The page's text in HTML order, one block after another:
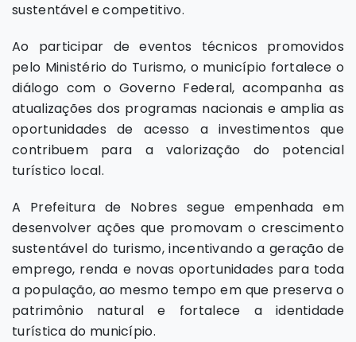
sustentável e competitivo.
Ao participar de eventos técnicos promovidos
pelo Ministério do Turismo, o município fortalece o
diálogo com o Governo Federal, acompanha as
atualizações dos programas nacionais e amplia as
oportunidades de acesso a investimentos que
contribuem para a valorização do potencial
turístico local.
A Prefeitura de Nobres segue empenhada em
desenvolver ações que promovam o crescimento
sustentável do turismo, incentivando a geração de
emprego, renda e novas oportunidades para toda
a população, ao mesmo tempo em que preserva o
patrimônio natural e fortalece a identidade
turística do município.